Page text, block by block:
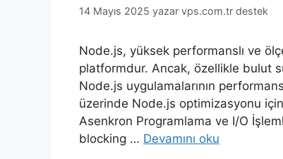
14 Mayıs 2025 yazar vps.com.tr destek
Node.js, yüksek performanslı ve
platformdur. Ancak, özellikle bulut
Node.js uygulamalarının
üzerinde Node.js optimizasyonu
Asenkron Programlama ve I/O
blocking … Devamını oku